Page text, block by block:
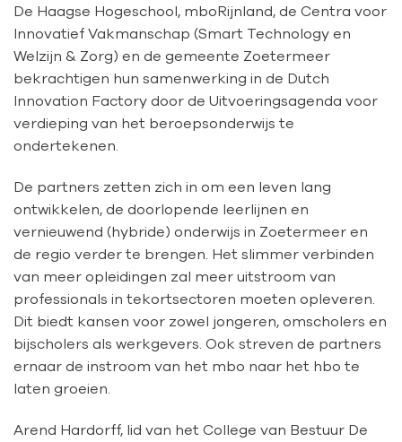
De Haagse Hogeschool, mboRijnland, de Centra voor
Innovatief Vakmanschap (Smart Technology en
Welzijn & Zorg) en de gemeente Zoetermeer
bekrachtigen hun samenwerking in de Dutch
Innovation Factory door de Uitvoeringsagenda voor
verdieping van het beroepsonderwijs te
ondertekenen.
De partners zetten zich in om een leven lang
ontwikkelen, de doorlopende leerlijnen en
vernieuwend (hybride) onderwijs in Zoetermeer en
de regio verder te brengen. Het slimmer verbinden
van meer opleidingen zal meer uitstroom van
professionals in tekortsectoren moeten opleveren.
Dit biedt kansen voor zowel jongeren, omscholers en
bijscholers als werkgevers. Ook streven de partners
ernaar de instroom van het mbo naar het hbo te
laten groeien.
Arend Hardorff, lid van het College van Bestuur De